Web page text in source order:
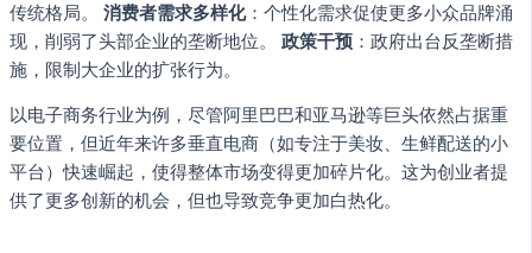
传统格局。 消费者需求多样化：个性化需求促使更多小众品牌涌
现，削弱了头部企业的垄断地位。 政策干预 ：政府出台反垄断措
施，限制大企业的扩张行为。
以电子商务行业为例，尽管阿里巴巴和亚马逊等巨头依然占据重
要位置，但近年来许多垂直电商（如专注于美妆、生鲜配送的小
平台）快速崛起，使得整体市场变得更加碎片化。这为创业者提
供了更多创新的机会，但也导致竞争更加白热化。